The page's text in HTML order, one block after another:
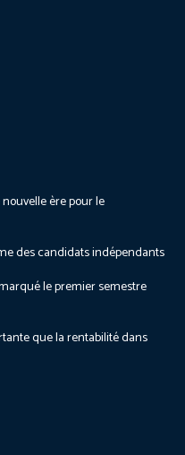
ère pour le
des candidats indépendants
le premier semestre
que la rentabilité dans